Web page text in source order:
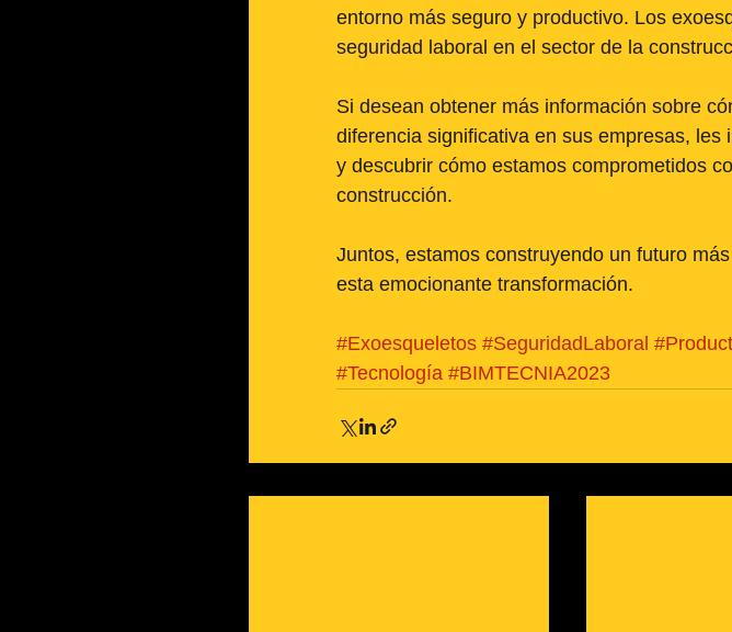
entorno más seguro y productivo. Los
seguridad laboral en el sector de la
Si desean obtener más información sobre
diferencia significativa en sus empresas,
y descubrir cómo estamos comprometidos
construcción.
Juntos, estamos construyendo un futuro
esta emocionante transformación.
#Exoesqueletos #SeguridadLaboral
#Tecnología #BIMTECNIA2023